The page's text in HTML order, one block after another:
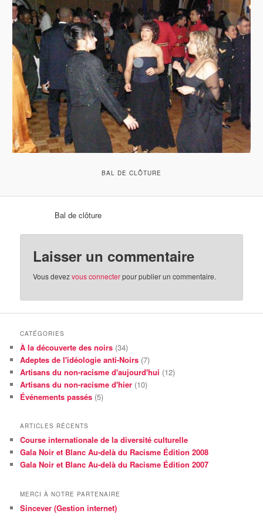
BAL DE CLÔTURE
Bal de clôture
Laisser un commentaire
Vous devezvous connecterpour publier un commentaire.
CATÉGORIES
À la découverte des noirs (34)
Adeptes de l'idéologie anti-Noirs (7)
Artisans du non-racisme d'aujourd'hui (12)
Artisans du non-racisme d'hier (10)
Événements passés (5)
ARTICLES RÉCENTS
Course internationale de la diversité culturelle
Gala Noir et Blanc Au-delà du Racisme Édition 2008
Gala Noir et Blanc Au-delà du Racisme Édition 2007
MERCI À NOTRE PARTENAIRE
Sincever (Gestion internet)